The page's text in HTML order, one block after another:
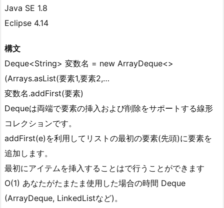
Java SE 1.8
Eclipse 4.14
構文
Deque<String> 変数名 = new ArrayDeque<>
(Arrays.asList(要素1,要素2,…
変数名.addFirst(要素)
Dequeは両端で要素の挿入および削除をサポートする線形
コレクションです。
addFirst(e)を利用してリストの最初の要素(先頭)に要素を
追加します。
最初にアイテムを挿入することはで行うことができます
O(1) あなたがたまたま使用した場合の時間 Deque
(ArrayDeque, LinkedListなど)。